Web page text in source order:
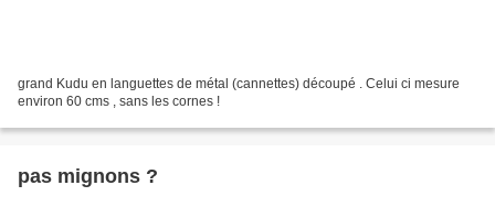
grand Kudu en languettes de métal (cannettes) découpé . Celui ci mesure
environ 60 cms , sans les cornes !
pas mignons ?